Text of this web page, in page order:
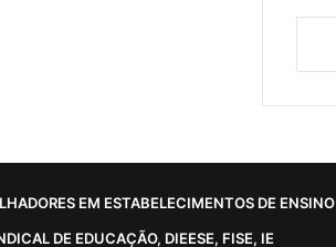
EM ESTABELECIMENTOS DE ENSINO
DE EDUCAÇÃO, DIEESE, FISE, IE